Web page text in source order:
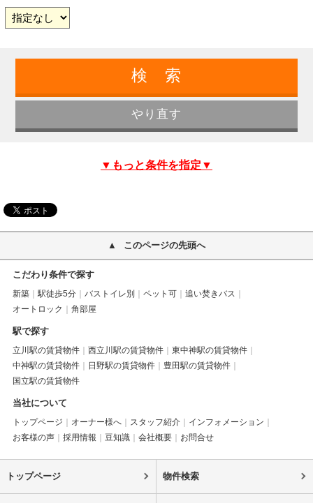
▼もっと条件を指定▼
このページの先頭へ
こだわり条件で探す
新築 駅徒歩5分 バストイレ別 ペット可
追い焚きバス
オートロック
角部屋
駅で探す
立川駅の賃貸物件 西立川駅の賃貸物件
東中神駅の賃貸物件
中神駅の賃貸物件
日野駅の賃貸物件
豊田駅の賃貸物件
国立駅の賃貸物件
当社について
トップページ オーナー様へ スタッフ紹介
インフォメーション
お客様の声
採用情報 豆知識 会社概要 お問合せ
トップページ 物件検索